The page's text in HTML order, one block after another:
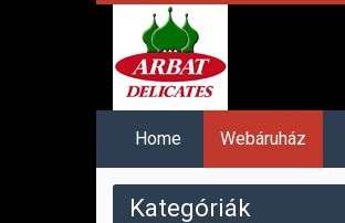
Home Webáruház
Kategóriák